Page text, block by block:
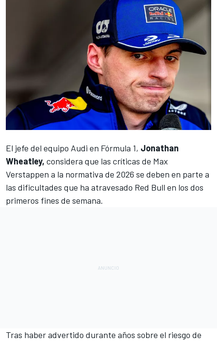
El jefe del equipo Audi en Fórmula 1, Jonathan
Wheatley, considera que las críticas de Max
Verstappen a la normativa de 2026 se deben en parte a
las dificultades que ha atravesado Red Bull en los dos
primeros fines de semana.
Tras haber advertido durante años sobre el riesgo de